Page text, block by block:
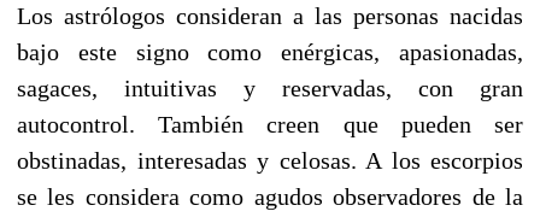
Los astrólogos consideran a las personas nacidas
bajo este signo como enérgicas, apasionadas,
sagaces, intuitivas y reservadas, con gran
autocontrol. También creen que pueden ser
obstinadas, interesadas y celosas. A los escorpios
se les considera como agudos observadores de la